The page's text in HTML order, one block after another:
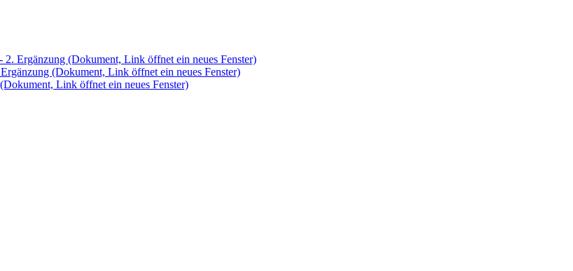
2. Ergänzung (Dokument, Link öffnet ein neues Fenster)
(Dokument, Link öffnet ein neues Fenster)
(Dokument, Link öffnet ein neues Fenster)